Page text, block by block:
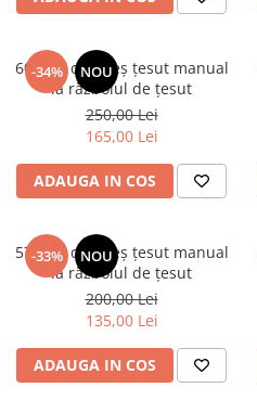
-34% NOU
60x125 cm Preș țesut manual
la războiul de țesut
250,00 Lei
165,00 Lei
ADAUGA IN COS
-33% NOU
57x120 cm Preș țesut manual
la războiul de țesut
200,00 Lei
135,00 Lei
ADAUGA IN COS